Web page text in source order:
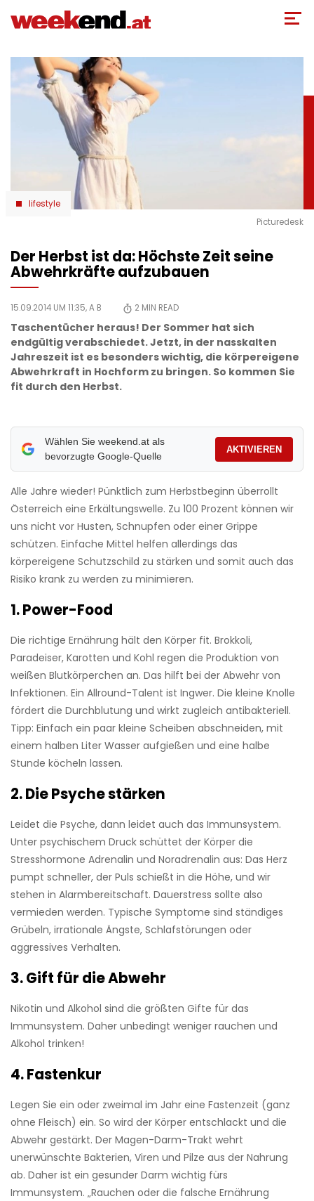
zum
lifestyle
Picturedesk
Der Herbst ist da: Höchste Zeit seine
Abwehrkräfte aufzubauen
15.09.2014 UM 11:35,A B 2 MIN READ
Taschen­tücher heraus! Der Sommer hat sich
endgültig verabschiedet. Jetzt, in der nasskalten
Jahreszeit ist es besonders wichtig, die körpereigene
Abwehrkraft in Hochform zu bringen. So kommen Sie
fit durch den Herbst.
Wählen Sie weekend.at als
bevorzugte Google-Quelle
AKTIVIEREN
Alle Jahre wieder! Pünktlich zum Herbstbeginn überrollt
Österreich eine Erkältungswelle. Zu 100 Prozent können wir
uns nicht vor Husten, Schnupfen oder ­einer Grippe
schützen. Einfache Mittel helfen allerdings das
körpereigene Schutzschild zu stärken und somit auch das
Risiko krank zu werden zu minimieren.
1. Power-Food
Die richtige Ernährung hält den Körper fit. Brokkoli,
Paradeiser, Karotten und Kohl regen die Produktion von
weißen Blutkörperchen an. Das hilft bei der Abwehr von
Infektionen. Ein Allround-Talent ist Ingwer. Die kleine Knolle
fördert die Durchblutung und wirkt zugleich antibakteriell.
Tipp: Einfach ein paar kleine Scheiben abschneiden, mit
einem halben Liter Wasser aufgießen und eine halbe
Stunde köcheln lassen.
2. Die Psyche stärken
­Leidet die Psyche, dann leidet auch das Immun­system.
Unter psychischem Druck schüttet der Körper die
Stresshormone Adrenalin und Noradrenalin aus: Das Herz
pumpt schneller, der Puls schießt in die Höhe, und wir
stehen in Alarmbereitschaft. Dauerstress sollte also
vermieden werden. Typische Symptome sind ständiges
Grübeln, irrationale Ängste, Schlafstörungen oder
aggressives Verhalten.
3. Gift für die Abwehr
­Nikotin und Alkohol sind die größten Gifte für das
Immunsystem. Daher unbedingt weniger rauchen und
Alkohol trinken!
4. Fastenkur
Legen Sie ein oder zweimal im Jahr eine Fastenzeit (ganz
ohne Fleisch) ein. So wird der Körper entschlackt und die
Abwehr gestärkt. Der Magen-Darm-Trakt wehrt
unerwünschte Bakterien, ­Viren und Pilze aus der ­Nahrung
ab. Daher ist ein gesunder Darm wichtig fürs
Immunsystem. „Rauchen oder die falsche Ernährung